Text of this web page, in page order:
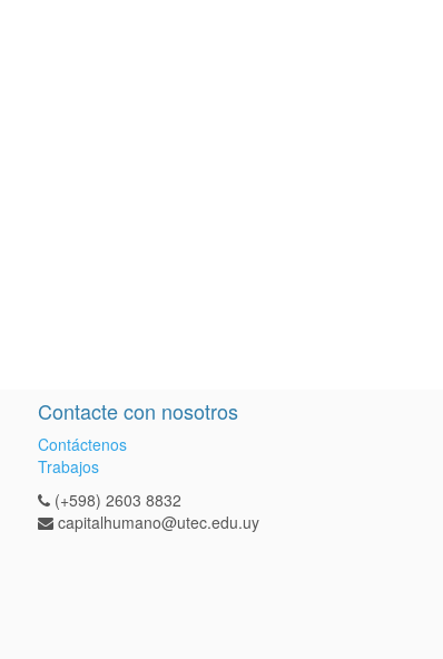
Contacte con nosotros
Contáctenos
Trabajos
(+598) 2603 8832
capitalhumano@utec.edu.uy